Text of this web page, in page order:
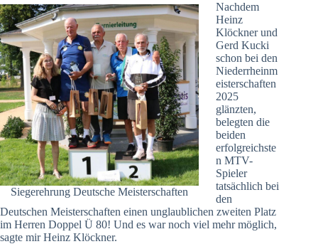
Siegerehrung Deutsche Meisterschaften
Nachdem
Heinz
Klöckner und
Gerd Kucki
schon bei den
Niederrheinm
eisterschaften
2025
glänzten,
belegten die
beiden
erfolgreichste
n MTV-
Spieler
tatsächlich bei
den
Deutschen Meisterschaften einen unglaublichen zweiten Platz
im Herren Doppel Ü 80! Und es war noch viel mehr möglich,
sagte mir Heinz Klöckner.